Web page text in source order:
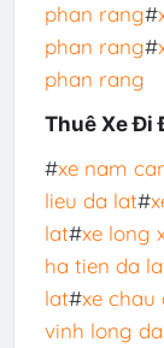
phan rang#
phan rang#
phan rang
Thuê Xe Đi
#xe nam
lieu da lat#
lat#xe long
ha tien da
lat#xe chau
vinh long